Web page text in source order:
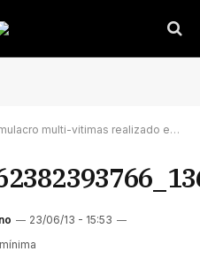
multi-vitimas realizado em Gondomar.
23/06/13 - 15:53